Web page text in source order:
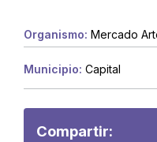
Organismo: Mercado
Municipio: Capital
Compartir: